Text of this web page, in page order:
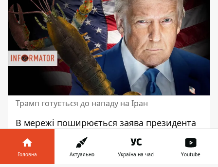
Трамп готується до нападу на Іран
В мережі поширюється заява президента
США Дональда Трампа, що він
повернеться до проблеми Ірану за два
тижні
. Вказується, що будь-яка проблема,
Головна Актуально Україна на часі Youtube